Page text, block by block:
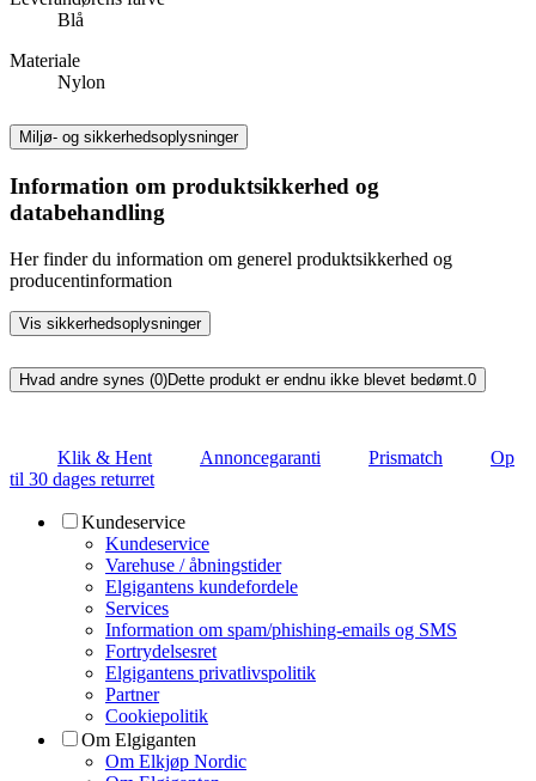
Blå
Materiale
Nylon
Miljø- og sikkerhedsoplysninger
Information om produktsikkerhed og
databehandling
Her finder du information om generel produktsikkerhed og
producentinformation
Vis sikkerhedsoplysninger
Hvad andre synes (0)Dette produkt er endnu ikke blevet bedømt. 0
Klik & Hent Annoncegaranti Prismatch
Op
til 30 dages returret
Kundeservice
Kundeservice
Varehuse / åbningstider
Elgigantens kundefordele
Services
Information om spam/phishing-emails og SMS
Fortrydelsesret
Elgigantens privatlivspolitik
Partner
Cookiepolitik
Om Elgiganten
Om Elkjøp Nordic